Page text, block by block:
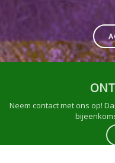
Neem contact met ons op!